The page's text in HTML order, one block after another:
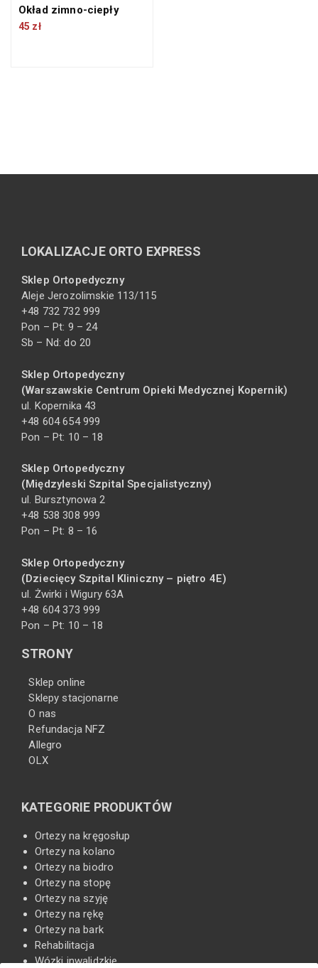
Okład zimno-ciepły
45 zł
LOKALIZACJE ORTO EXPRESS
Sklep Ortopedyczny
Aleje Jerozolimskie 113/115
+48 732 732 999
Pon – Pt: 9 – 24
Sb – Nd: do 20
Sklep Ortopedyczny
(Warszawskie Centrum Opieki Medycznej Kopernik)
ul. Kopernika 43
+48 604 654 999
Pon – Pt: 10 – 18
Sklep Ortopedyczny
(Międzyleski Szpital Specjalistyczny)
ul. Bursztynowa 2
+48 538 308 999
Pon – Pt: 8 – 16
Sklep Ortopedyczny
(Dziecięcy Szpital Kliniczny – piętro 4E)
ul. Żwirki i Wigury 63A
+48 604 373 999
Pon – Pt: 10 – 18
STRONY
Sklep online
Sklepy stacjonarne
O nas
Refundacja NFZ
Allegro
OLX
KATEGORIE PRODUKTÓW
Ortezy na kręgosłup
Ortezy na kolano
Ortezy na biodro
Ortezy na stopę
Ortezy na szyję
Ortezy na rękę
Ortezy na bark
Rehabilitacja
Wózki inwalidzkie